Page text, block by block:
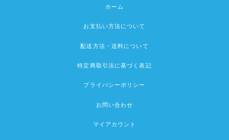
ホーム
お支払い方法について
配送方法・送料について
特定商取引法に基づく表記
プライバシーポリシー
お問い合わせ
マイアカウント